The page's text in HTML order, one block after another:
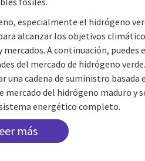
especialmente el hidrógeno
alcanzar los objetivos
mercados. A continuación,
del mercado de hidrógeno
una cadena de suministro basada
mercado del hidrógeno maduro
energético completo.
más